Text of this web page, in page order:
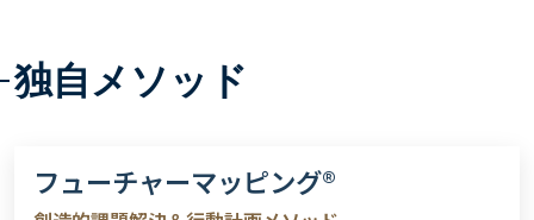
独自メソッド
フューチャーマッピング®